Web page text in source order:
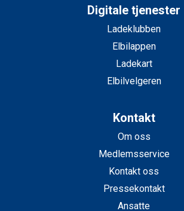
Digitale tjenester
Ladeklubben
Elbilappen
Ladekart
Elbilvelgeren
Kontakt
Om oss
Medlemsservice
Kontakt oss
Pressekontakt
Ansatte